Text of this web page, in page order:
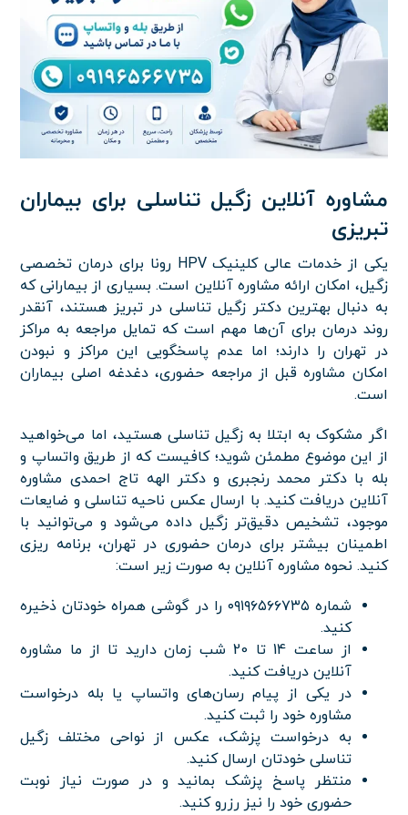
مشاوره آنلاین زگیل تناسلی برای بیماران
تبریزی
یکی از خدمات عالی کلینیک HPV رونا برای درمان تخصصی
زگیل، امکان ارائه مشاوره آنلاین است. بسیاری از بیمارانی که
به دنبال بهترین دکتر زگیل تناسلی در تبریز هستند، آنقدر
روند درمان برای آن‌ها مهم است که تمایل مراجعه به مراکز
در تهران را دارند؛ اما عدم پاسخگویی این مراکز و نبودن
امکان مشاوره قبل از مراجعه حضوری، دغدغه اصلی بیماران
است.
اگر مشکوک به ابتلا به زگیل تناسلی هستید، اما می‌خواهید
از این موضوع مطمئن شوید؛ کافیست که از طریق واتساپ و
بله با دکتر محمد رنجبری و دکتر الهه تاج احمدی مشاوره
آنلاین دریافت کنید. با ارسال عکس ناحیه تناسلی و ضایعات
موجود، تشخیص دقیق‌تر زگیل داده می‌شود و می‌توانید با
اطمینان بیشتر برای درمان حضوری در تهران، برنامه ریزی
کنید. نحوه مشاوره آنلاین به صورت زیر است:
شماره ۰۹۱۹۶۵۶۶۷۳۵ را در گوشی همراه خودتان ذخیره
کنید.
از ساعت 14 تا 20 شب زمان دارید تا از ما مشاوره
آنلاین دریافت کنید.
در یکی از پیام رسان‌های واتساپ یا بله درخواست
مشاوره خود را ثبت کنید.
به درخواست پزشک، عکس از نواحی مختلف زگیل
تناسلی خودتان ارسال کنید.
منتظر پاسخ پزشک بمانید و در صورت نیاز نوبت
حضوری خود را نیز رزرو کنید.